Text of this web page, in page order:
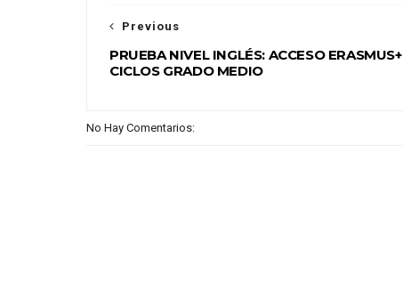
Previous
PRUEBA NIVEL INGLÉS: ACCESO ERASMUS+
CICLOS GRADO MEDIO
No Hay Comentarios: